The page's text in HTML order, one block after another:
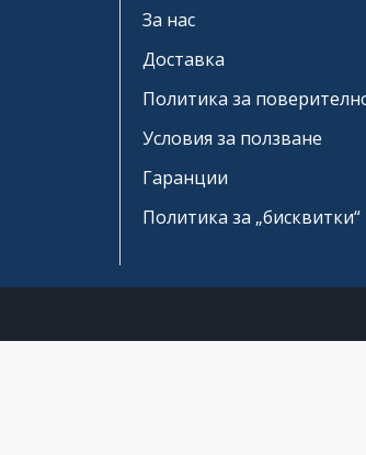
За нас
Доставка
Политика за
Условия за ползване
Гаранции
Политика за „бисквитки“